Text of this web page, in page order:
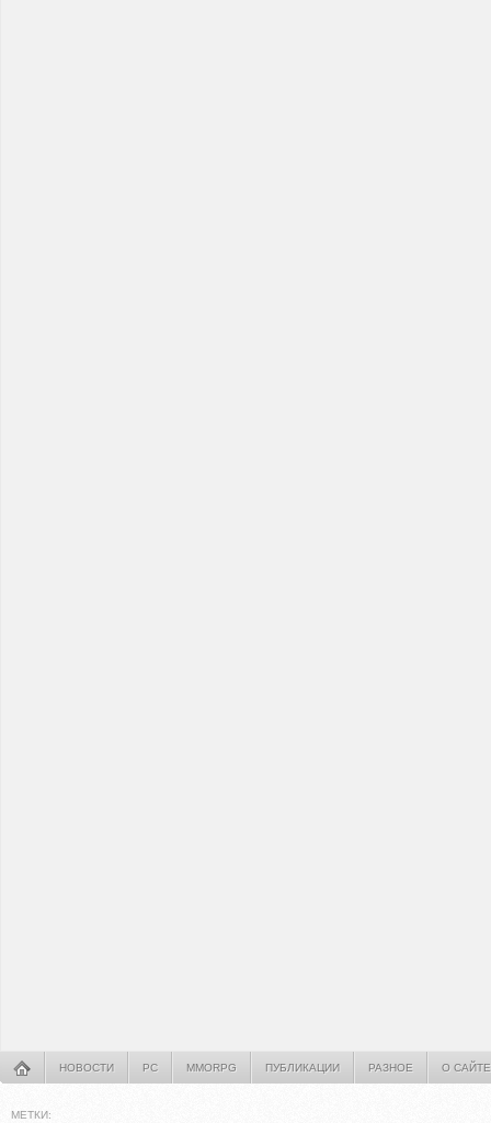
НОВОСТИ PC MMORPG ПУБЛИКАЦИИ РАЗНОЕ О САЙТЕ
МЕТКИ: